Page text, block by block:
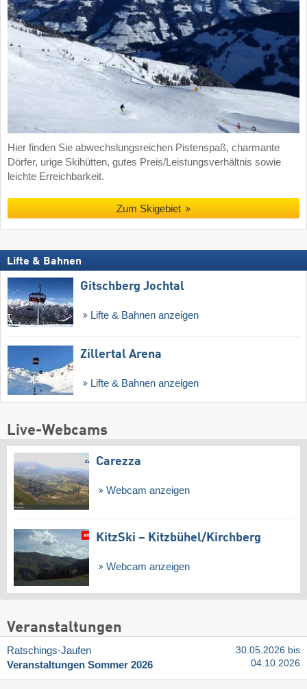
Hier finden Sie abwechslungsreichen Pistenspaß, charmante
Dörfer, urige Skihütten, gutes Preis/Leistungsverhältnis sowie
leichte Erreichbarkeit.
Zum Skigebiet
Lifte & Bahnen
Gitschberg Jochtal
Lifte & Bahnen anzeigen
Zillertal Arena
Lifte & Bahnen anzeigen
Live-Webcams
Carezza
Webcam anzeigen
KitzSki – Kitzbühel/​Kirchberg
Webcam anzeigen
Veranstaltungen
Ratschings-Jaufen
Veranstaltungen Sommer 2026
30.05.2026 bis
04.10.2026